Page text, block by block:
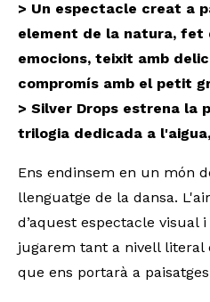
> Un espectacle creat a
element de la natura, fet
emocions, teixit amb
compromís amb el petit
> Silver Drops estrena la
trilogia dedicada a
Ens endinsem en un món
llenguatge de la dansa.
d’aquest espectacle visual
jugarem tant a nivell
que ens portarà a